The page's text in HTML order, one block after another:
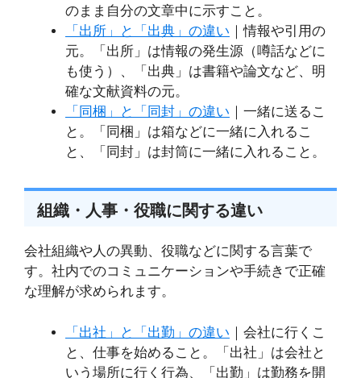
のまま自分の文章中に示すこと。
「出所」と「出典」の違い ｜情報や引用の
元。「出所」は情報の発生源（噂話などに
も使う）、「出典」は書籍や論文など、明
確な文献資料の元。
「同梱」と「同封」の違い ｜一緒に送るこ
と。「同梱」は箱などに一緒に入れるこ
と、「同封」は封筒に一緒に入れること。
組織・人事・役職に関する違い
会社組織や人の異動、役職などに関する言葉で
す。社内でのコミュニケーションや手続きで正確
な理解が求められます。
「出社」と「出勤」の違い ｜会社に行くこ
と、仕事を始めること。「出社」は会社と
いう場所に行く行為、「出勤」は勤務を開